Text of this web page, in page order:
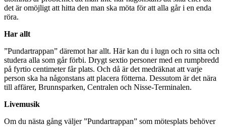
det är omöjligt att hitta den man ska möta för att alla går i en enda
röra.
Har allt
”Pundartrappan” däremot har allt. Här kan du i lugn och ro sitta och
studera alla som går förbi. Drygt sextio personer med en rumpbredd
på fyrtio centimeter får plats. Och då är det medräknat att varje
person ska ha någonstans att placera fötterna. Dessutom är det nära
till affärer, Brunnsparken, Centralen och Nisse-Terminalen.
Livemusik
Om du nästa gång väljer ”Pundartrappan” som mötesplats behöver